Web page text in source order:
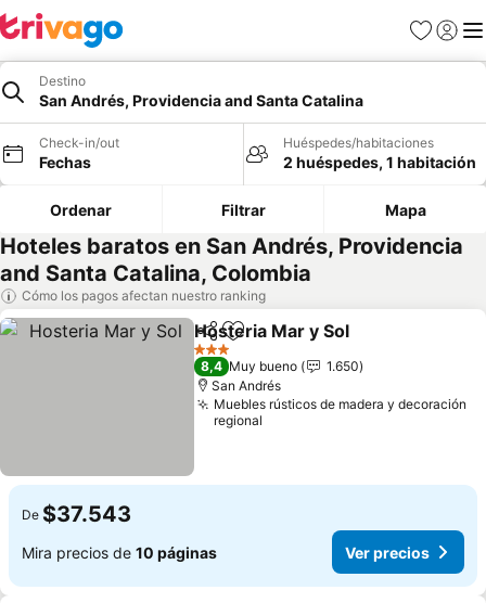
Favoritos
Iniciar
Destino
San Andrés, Providencia and Santa Catalina
Check-in/out
Fechas
Huéspedes/habitaciones
2 huéspedes, 1 habitación
Ordenar Filtrar Mapa
Hoteles baratos en San Andrés, Providencia
and Santa Catalina, Colombia
Cómo los pagos afectan nuestro ranking
CompartirAgregar a favoritos
Hosteria Mar y Sol
3 Estrellas
8,4 Muy bueno
1.650
San Andrés
Muebles rústicos de madera y decoración
regional
De $37.543
Mira precios de 10 páginas Ver precios